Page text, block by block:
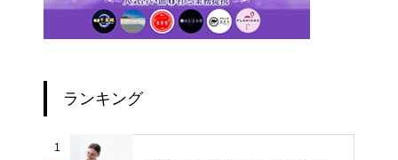
ランキング
1